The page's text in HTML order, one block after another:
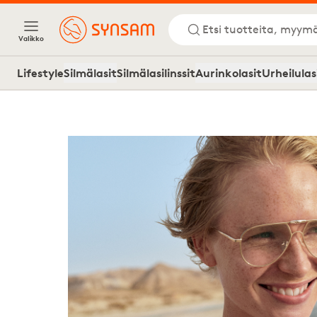
Valikko
Etsi tuotteita,
LifestyleSilmälasitSilmälasilinssitAurinkolasit